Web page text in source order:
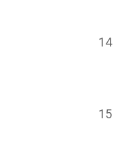
14
15